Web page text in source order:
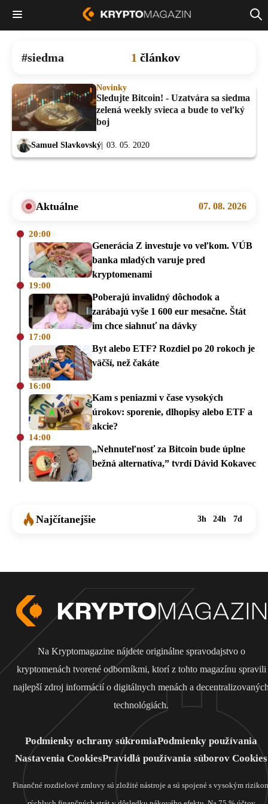
siedma 1 článkov
Novinky
Sledujte Bitcoin! - Uzatvára sa siedma
zelená weekly svieca a bude to veľký
boj
Samuel Slavkovský 03. 05. 2020
Aktuálne 07. 08. 2026
20:00
Generácia Z investuje vo veľkom. VÚB
banka mladých varuje pred
kryptomenami
19:00
Poberajú invalidný dôchodok a
zarábajú vyše 1 600 eur mesačne. Štát
im chce siahnuť na dávky
17:00
Byt alebo ETF? Rozdiel po 20 rokoch je
väčší, než čakáte
16:00
Kam s peniazmi v čase vysokých
úrokov: sporenie, dlhopisy alebo ETF a
akcie?
14:00
„Nehnuteľnosť za Bitcoin bude úplne
bežná alternatíva,” tvrdí Dávid Kokavec
Najčítanejšie 3h 24h 7d
Na Kryptomagazine nájdete originálne spravodajstvo o
kryptomenách tvorené odborníkmi, ktorí z tohto magazínu spravili
najlepší zdroj informácií o digitálnych menách a
technológiách.
Podmienky ochrany súkromiaPodmienky používania
Nastavenia CookiesPravidlá používania súborov Cookies
Finančné rozdielové zmluvy sú zložité nástroje a sú spojené s vysokým